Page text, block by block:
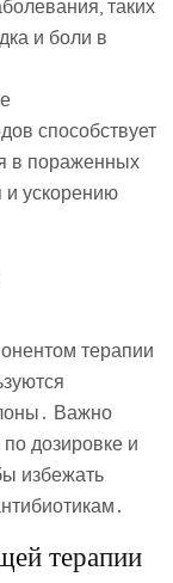
таких
и боли в
способствует
в пораженных
и ускорению
терапии
Важно
дозировке и
избежать
терапии